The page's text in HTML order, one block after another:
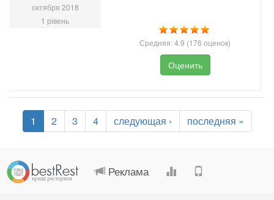
октября 2018
1 рівень
Средняя:4.9 (176 оценок)
Оценить
1 2 3 4 следующая › последняя »
Реклама